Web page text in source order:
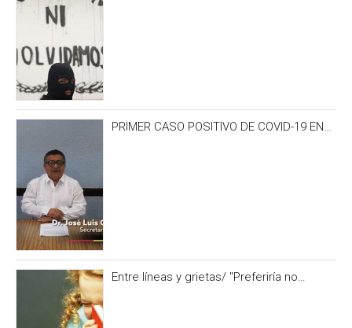
PRIMER CASO POSITIVO DE COVID-19 EN
Entre líneas y grietas/ "Preferiría no